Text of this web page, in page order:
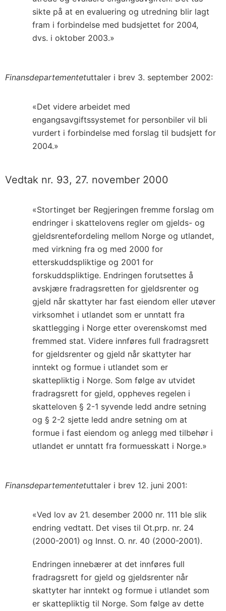
sikte på at en evaluering og utredning blir lagt
fram i forbindelse med budsjettet for 2004,
dvs. i oktober 2003.»
Finansdepartementetuttaler i brev 3. september 2002:
«Det videre arbeidet med
engangsavgiftssystemet for personbiler vil bli
vurdert i forbindelse med forslag til budsjett for
2004.»
Vedtak nr. 93, 27. november 2000
«Stortinget ber Regjeringen fremme forslag om
endringer i skattelovens regler om gjelds- og
gjeldsrentefordeling mellom Norge og utlandet,
med virkning fra og med 2000 for
etterskuddspliktige og 2001 for
forskuddspliktige. Endringen forutsettes å
avskjære fradragsretten for gjeldsrenter og
gjeld når skattyter har fast eiendom eller utøver
virksomhet i utlandet som er unntatt fra
skattlegging i Norge etter overenskomst med
fremmed stat. Videre innføres full fradragsrett
for gjeldsrenter og gjeld når skattyter har
inntekt og formue i utlandet som er
skattepliktig i Norge. Som følge av utvidet
fradragsrett for gjeld, oppheves regelen i
skatteloven § 2-1 syvende ledd andre setning
og § 2-2 sjette ledd andre setning om at
formue i fast eiendom og anlegg med tilbehør i
utlandet er unntatt fra formuesskatt i Norge.»
Finansdepartementetuttaler i brev 12. juni 2001:
«Ved lov av 21. desember 2000 nr. 111 ble slik
endring vedtatt. Det vises til Ot.prp. nr. 24
(2000-2001) og Innst. O. nr. 40 (2000-2001).
Endringen innebærer at det innføres full
fradragsrett for gjeld og gjeldsrenter når
skattyter har inntekt og formue i utlandet som
er skattepliktig til Norge. Som følge av dette